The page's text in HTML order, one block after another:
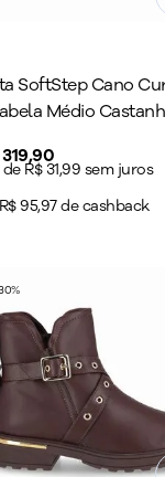
SoftStep Cano
Médio
de R$ 31,99 sem juros
R$95,97de cashback
%